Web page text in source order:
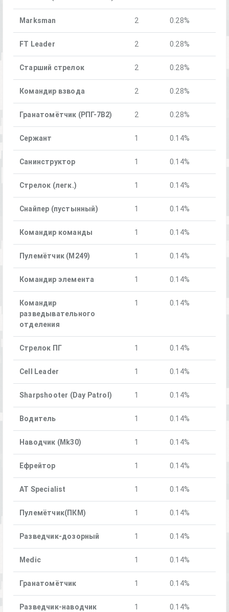
Marksman 2 0.28%
FT Leader 2 0.28%
Старший стрелок 2 0.28%
Командир взвода 2 0.28%
Гранатомётчик (РПГ-7В2) 2 0.28%
Сержант 1 0.14%
Санинструктор 1 0.14%
Стрелок (легк.) 1 0.14%
Снайпер (пуст ынный) 1 0.14%
Командир команды 1 0.14%
Пулемётчик (М249) 1 0.14%
Командир элемента 1 0.14%
Командир
разведывательного
отделения
1 0.14%
Стрелок ПГ 1 0.14%
Cell Leader 1 0.14%
Sharpshooter (Day Patrol) 1 0.14%
Водитель 1 0.14%
Наводчик (Mk30) 1 0.14%
Ефрейтор 1 0.14%
AT Specialist 1 0.14%
Пулемётчик(ПКM) 1 0.14%
Разведчик-дозорный 1 0.14%
Medic 1 0.14%
Гранатомётчик 1 0.14%
Разведчик-наводчик 1 0.14%